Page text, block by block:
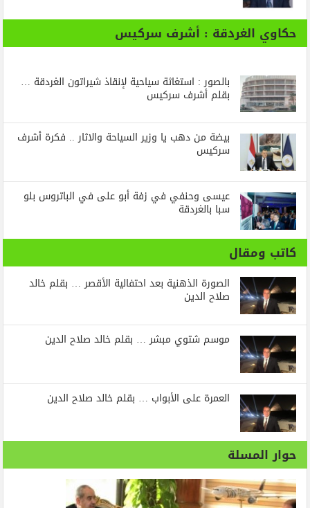
حكاوي الغردقة : أشرف سركيس
بالصور : استغاثة سياحية لإنقاذ شيراتون الغردقة …
بقلم أشرف سركيس
بيضة من دهب يا وزير السياحة والاثار .. فكرة أشرف
سركيس
عيسى وحنفي في زفة أبو على في الباتروس بلو
سبا بالغردقة
كاتب ومقال
الصورة الذهنية بعد احتفالية الأقصر … بقلم خالد
صلاح الدين
موسم شتوي مبشر … بقلم خالد صلاح الدين
العمرة على الأبواب … بقلم خالد صلاح الدين
حوار المسلة